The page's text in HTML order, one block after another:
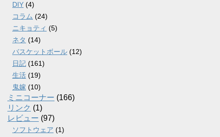
DIY (4)
コラム (24)
ニキョティ (5)
ネタ (14)
バスケットボール (12)
日記 (161)
生活 (19)
鬼嫁 (10)
ミニコーナー (166)
リンク (1)
レビュー (97)
ソフトウェア (1)